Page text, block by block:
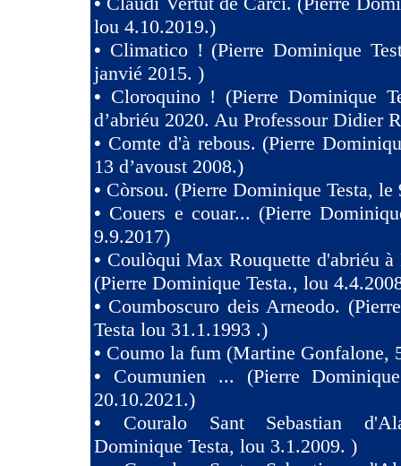
lou 4.10.2019.)
• Climatico ! (Pierre Dominique
janvié 2015. )
• Cloroquino ! (Pierre Dominique
d’abriéu 2020. Au Professour Didier
• Comte d'à rebous. (Pierre
13 d’avoust 2008.)
• Còrsou. (Pierre Dominique Testa, le
• Couers e couar... (Pierre
9.9.2017)
• Coulòqui Max Rouquette d'abriéu
(Pierre Dominique Testa., lou
• Coumboscuro deis Arneodo.
Testa lou 31.1.1993 .)
• Coumo la fum (Martine Gonfalone,
• Coumunien ... (Pierre
20.10.2021.)
• Couralo Sant Sebastian
Dominique Testa, lou 3.1.2009. )